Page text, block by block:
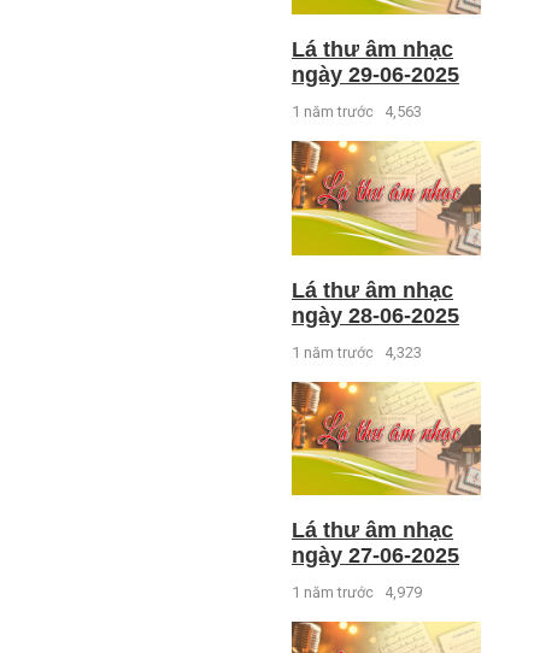
Lá thư âm nhạc
ngày 29-06-2025
1 năm trước 4,563
Lá thư âm nhạc
ngày 28-06-2025
1 năm trước 4,323
Lá thư âm nhạc
ngày 27-06-2025
1 năm trước 4,979